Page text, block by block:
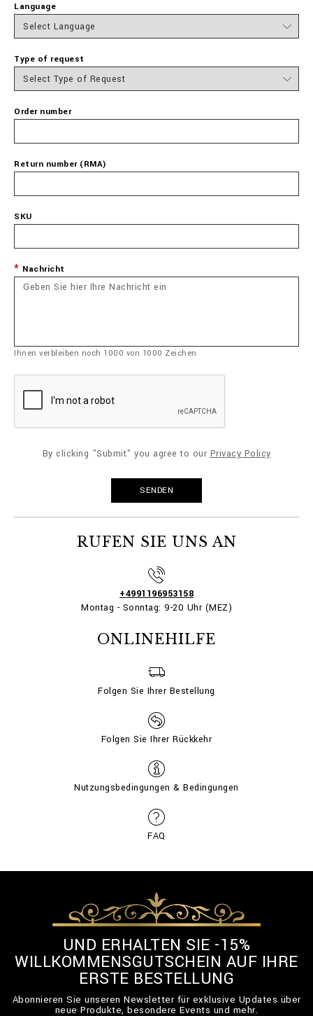
RUFEN SIE UNS AN
+4991196953158
Montag - Sonntag: 9-20 Uhr (MEZ)
ONLINEHILFE
Folgen Sie Ihrer Bestellung
Folgen Sie Ihrer Rückkehr
Nutzungsbedingungen & Bedingungen
FAQ
Language
Type of request
Order number
Return number (RMA)
SKU
Nachricht
Ihnen verbleiben noch 1000 von 1000 Zeichen
By clicking "Submit" you agree to our Privacy Policy
UND ERHALTEN SIE -15%
WILLKOMMENSGUTSCHEIN AUF IHRE
ERSTE BESTELLUNG
Abonnieren Sie unseren Newsletter für exklusive Updates über
neue Produkte, besondere Events und mehr.